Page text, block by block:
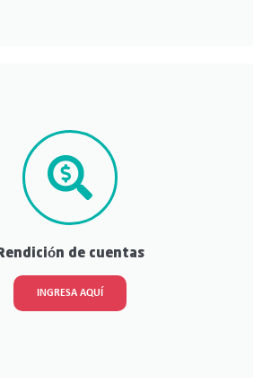
de cuentas
INGRESA AQUÍ